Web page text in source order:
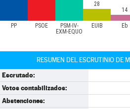
PP PSOE
PSM-IV-
EXM-EQUO
EUIB Eb
28
14
RESUMEN DEL ESCRUTINIO DE
Escrutado:
Votos contabilizados:
Abstenciones: